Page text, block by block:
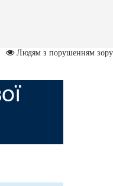
Людям з порушенням зору